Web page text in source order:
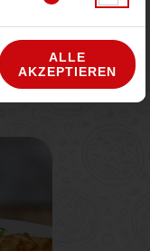
ALLE
AKZEPTIEREN